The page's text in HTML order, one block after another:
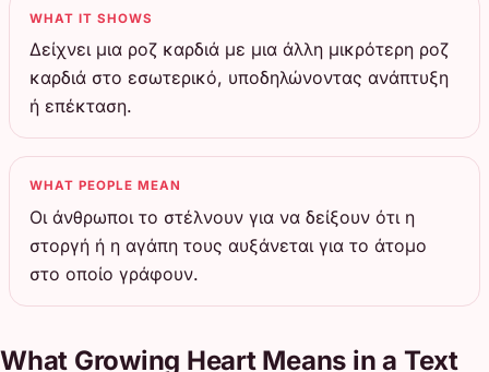
WHAT IT SHOWS
Δείχνει μια ροζ καρδιά με μια άλλη μικρότερη ροζ
καρδιά στο εσωτερικό, υποδηλώνοντας ανάπτυξη
ή επέκταση.
WHAT PEOPLE MEAN
Οι άνθρωποι το στέλνουν για να δείξουν ότι η
στοργή ή η αγάπη τους αυξάνεται για το άτομο
στο οποίο γράφουν.
What Growing Heart Means in a Text